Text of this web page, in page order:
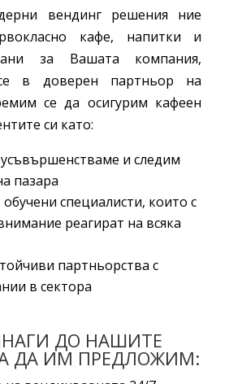
вендинг решения ние
кафе, напитки и
за Вашата компания,
в доверен партньор на
се да осигурим кафеен
си като:
и следим
пазара
специалисти, които с
реагират на всяка
партньорства с
в сектора
ДО НАШИТЕ
ДА ИМ ПРЕДЛОЖИМ: